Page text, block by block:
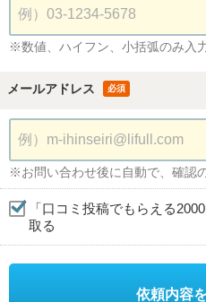
※数値、ハイフン、小括弧のみ入
メールアドレス 必須
※お問い合わせ後に自動で、確認
「口コミ投稿でもらえる
取る
依頼内容